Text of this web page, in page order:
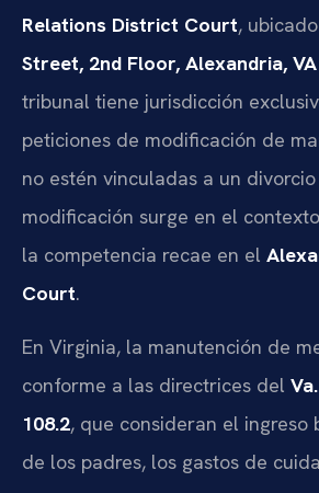
Relations District Court,
Street, 2nd Floor, Alexandria,
tribunal tiene jurisdicción
peticiones de modificación de
no estén vinculadas a un
modificación surge en el
la competencia recae en el
Court.
En Virginia, la manutención de
conforme a las directrices del
108.2, que consideran el ingreso
de los padres, los gastos de